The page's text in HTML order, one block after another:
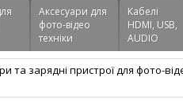
Аксесуари для
фото-відео
техніки
Кабелі
HDMI, USB,
AUDIO
та зарядні пристрої для фото-